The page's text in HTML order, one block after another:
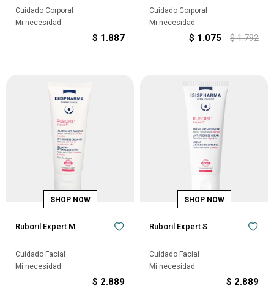
Cuidado Corporal
Mi necesidad
$ 1.887
Cuidado Corporal
Mi necesidad
$ 1.075 $ 1.792
Ruboril Expert M
Cuidado Facial
Mi necesidad
$ 2.889
Ruboril Expert S
Cuidado Facial
Mi necesidad
$ 2.889